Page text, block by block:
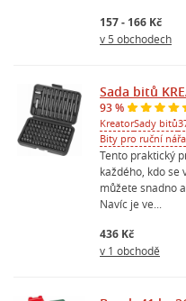
157 - 166 Kč
v 5 obchodech
Sada bitů
93 %
KreatorSady bitů
Bity pro ruční
Tento praktický
každého, kdo se
můžete snadno
Navíc je ve...
436 Kč
v 1 obchodě